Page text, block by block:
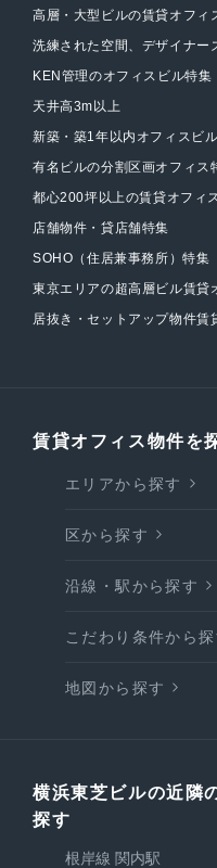
高層・大型ビルの賃貸オフィ
洗練された空間、デザイナー
KEN管理のオフィスビル特集
天井高3m以上
新築・築1年以内オフィスビ
有名ビルの分割区画オフィス
都心200坪以上の賃貸オフィ
店舗物件・貸店舗特集
SOHO（住居兼事務所）特集
東京エリアの超高層ビル賃貸
居抜き・セットアップ物件賃
賃貸オフィス物件を
エリアから探す
区から探す
沿線・駅から探す
こだわり条件から探
地図から探す
横浜東芝ビルの近隣
探す
根岸線 関内駅